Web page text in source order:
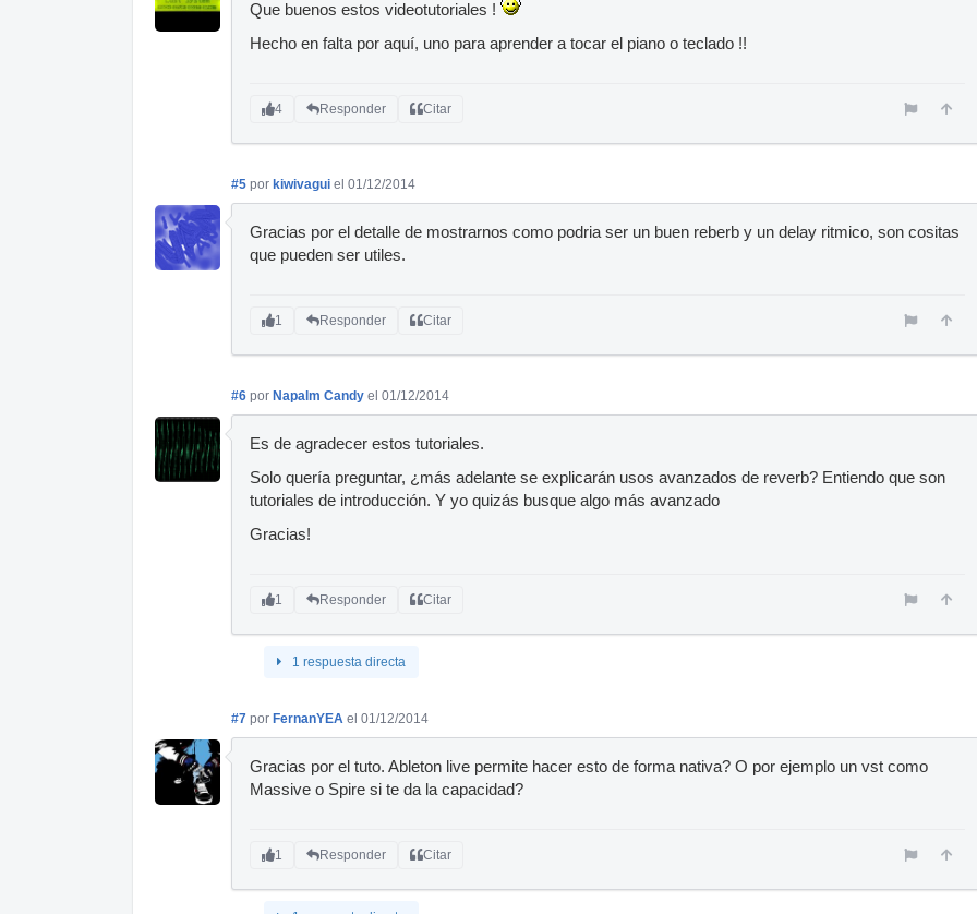
Que buenos estos videotutoriales !
Hecho en falta por aquí, uno para aprender a tocar el piano o teclado !!
4 Responder Citar
#5 por kiwivagui el 01/12/2014
Gracias por el detalle de mostrarnos como podria ser un buen reberb y un delay ritmico, son cositas
que pueden ser utiles.
1 Responder Citar
#6 por Napalm Candy el 01/12/2014
Es de agradecer estos tutoriales.
Solo quería preguntar, ¿más adelante se explicarán usos avanzados de reverb? Entiendo que son
tutoriales de introducción. Y yo quizás busque algo más avanzado
Gracias!
1 Responder Citar
1 respuesta directa
#7 por FernanYEA el 01/12/2014
Gracias por el tuto. Ableton live permite hacer esto de forma nativa? O por ejemplo un vst como
Massive o Spire si te da la capacidad?
1 Responder Citar